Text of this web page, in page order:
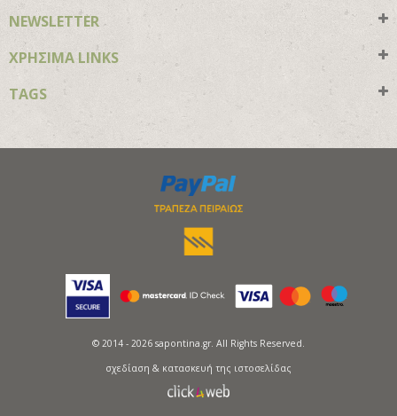
NEWSLETTER
ΧΡΗΣΙΜΑ LINKS
TAGS
© 2014 - 2026 sapontina.gr. All Rights Reserved.
σχεδίαση & κατασκευή της ιστοσελίδας